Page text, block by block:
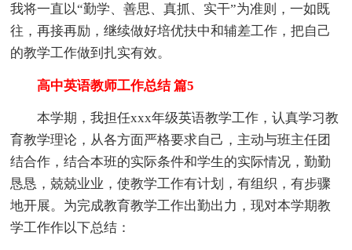
我将一直以“勤学、善思、真抓、实干”为准则，一如既
往，再接再励，继续做好培优扶中和辅差工作，把自己
的教学工作做到扎实有效。
高中英语教师工作总结 篇5
本学期，我担任xxx年级英语教学工作，认真学习教
育教学理论，从各方面严格要求自己，主动与班主任团
结合作，结合本班的实际条件和学生的实际情况，勤勤
恳恳，兢兢业业，使教学工作有计划，有组织，有步骤
地开展。为完成教育教学工作出勤出力，现对本学期教
学工作作以下总结：